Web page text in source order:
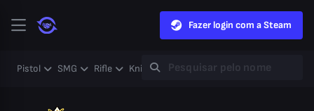
Fazer login com a Steam
Pistol SMG Rifle Knife Gloves Heavy Case